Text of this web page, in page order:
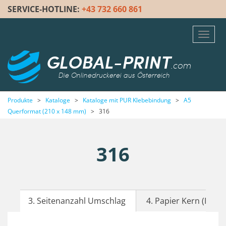
SERVICE-HOTLINE: +43 732 660 861
GLOBAL-PRINT.com
Die Onlinedruckerei aus Österreich
Produkte > Kataloge > Kataloge mit PUR Klebebindung > A5
Querformat (210 x 148 mm) > 316
316
3. Seitenanzahl Umschlag 4. Papier Kern